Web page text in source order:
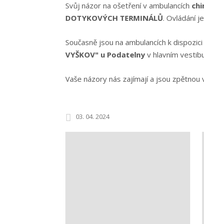
Svůj názor na ošetření v ambulancích
DOTYKOVÝCH TERMINÁLŮ. Ovládání
Současně jsou na ambulancích k dispozici
VYŠKOV" u Podatelny v hlavním
Vaše názory nás zajímají a jsou
03. 04. 2024